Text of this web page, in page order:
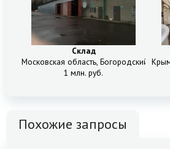
Склад
Московская область, Богородский
1 млн. руб.
Похожие запросы